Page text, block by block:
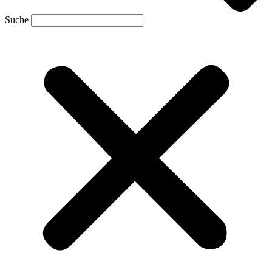
Suche